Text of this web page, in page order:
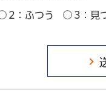
2：ふつう 3：見